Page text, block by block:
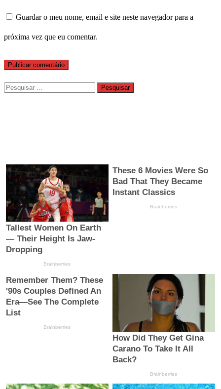
Guardar o meu nome, email e site neste navegador para a
próxima vez que eu comentar.
Pesquisar
por: